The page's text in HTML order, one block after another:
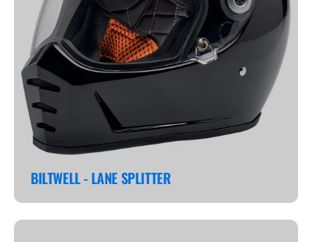
BILTWELL - LANE SPLITTER